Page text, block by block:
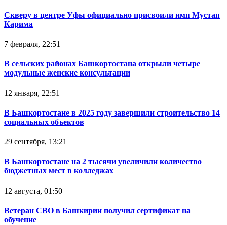
Скверу в центре Уфы официально присвоили имя Мустая
Карима
7 февраля, 22:51
В сельских районах Башкортостана открыли четыре
модульные женские консультации
12 января, 22:51
В Башкортостане в 2025 году завершили строительство 14
социальных объектов
29 сентября, 13:21
В Башкортостане на 2 тысячи увеличили количество
бюджетных мест в колледжах
12 августа, 01:50
Ветеран СВО в Башкирии получил сертификат на
обучение